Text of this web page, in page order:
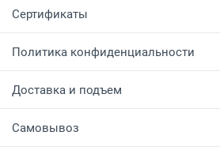
Сертификаты
Политика конфиденциальности
Доставка и подъем
Самовывоз